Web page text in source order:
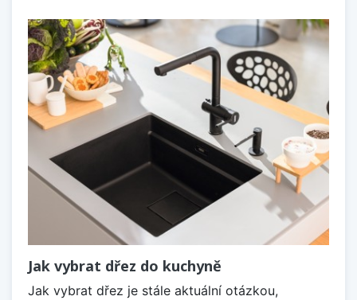
Jak vybrat dřez do kuchyně
Jak vybrat dřez je stále aktuální otázkou,